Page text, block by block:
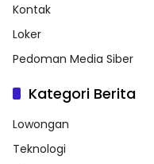
Kontak
Loker
Pedoman Media Siber
Kategori Berita
Lowongan
Teknologi